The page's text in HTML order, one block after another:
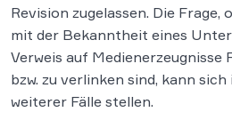
Revision zugelassen. Die Frage,
mit der Bekanntheit eines
Verweis auf Medienerzeugnisse
bzw. zu verlinken sind, kann
weiterer Fälle stellen.